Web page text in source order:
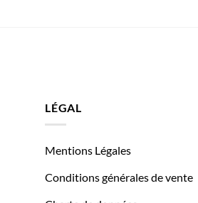
LÉGAL
Mentions Légales
Conditions générales de vente